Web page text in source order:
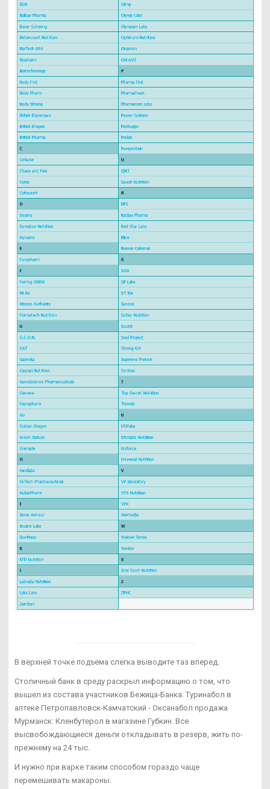
В верхней точке подъема слегка выводите таз вперед.
Столичный банк в среду раскрыл информацию о том, что
вышел из состава участников Бежица-Банка. Туринабол в
аптеке Петропавловск-Камчатский - Оксанабол продажа
Мурманск: Кленбутерол в магазине Губкин. Все
высвобождающиеся деньги откладывать в резерв, жить по-
прежнему на 24 тыс.
И нужно при варке таким способом гораздо чаще
перемешивать макароны.